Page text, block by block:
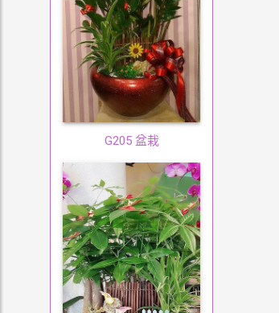
G205 盆栽